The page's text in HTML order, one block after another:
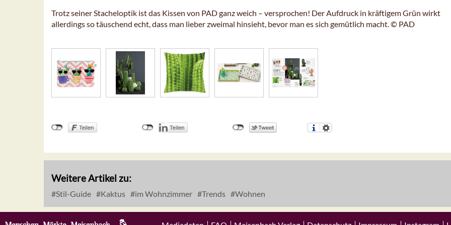
Trotz seiner Stacheloptik ist das Kissen von PAD ganz weich – versprochen! Der Aufdruck in kräftigem Grün wirkt
allerdings so täuschend echt, dass man lieber zweimal hinsieht, bevor man es sich gemütlich macht. © PAD
Weitere Artikel zu:
Stil-Guide Kaktus im Wohnzimmer Trends Wohnen